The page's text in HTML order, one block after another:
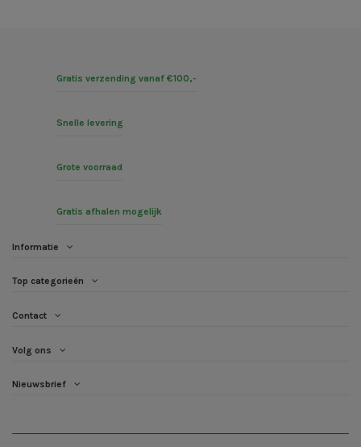
Gratis verzending vanaf €100,-
Snelle levering
Grote voorraad
Gratis afhalen mogelijk
Informatie
Top categorieën
Contact
Volg ons
Nieuwsbrief